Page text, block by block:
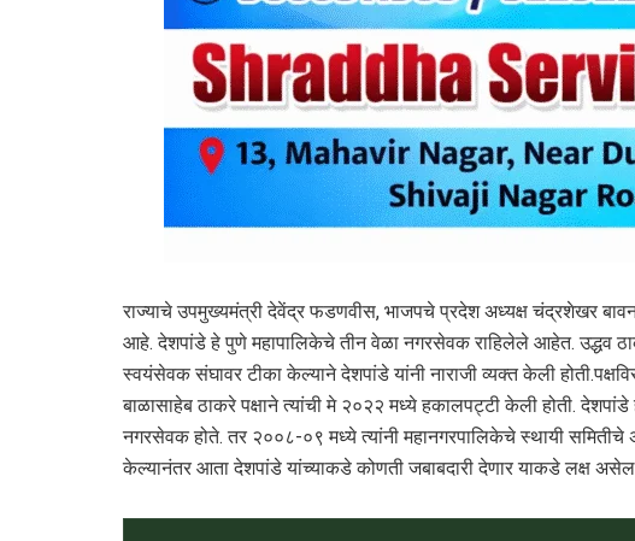
राज्याचे उपमुख्यमंत्री देवेंद्र फडणवीस, भाजपचे प्रदेश अध्यक्ष चंद्रशेखर
आहे. देशपांडे हे पुणे महापालिकेचे तीन वेळा नगरसेवक राहिलेले आहेत. उद्धव
स्वयंसेवक संघावर टीका केल्याने देशपांडे यांनी नाराजी व्यक्त केली
बाळासाहेब ठाकरे पक्षाने त्यांची मे २०२२ मध्ये हकालपट्टी केली होती.
नगरसेवक होते. तर २००८-०९ मध्ये त्यांनी महानगरपालिकेचे स्थायी
केल्यानंतर आता देशपांडे यांच्याकडे कोणती जबाबदारी देणार याकडे लक्ष